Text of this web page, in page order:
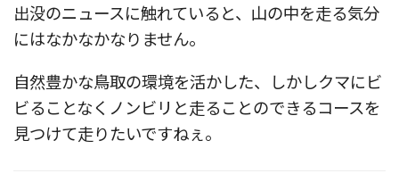
出没のニュースに触れていると、山の中を走る気分
にはなかなかなりません。
自然豊かな鳥取の環境を活かした、しかしクマにビ
ビることなくノンビリと走ることのできるコースを
見つけて走りたいですねぇ。